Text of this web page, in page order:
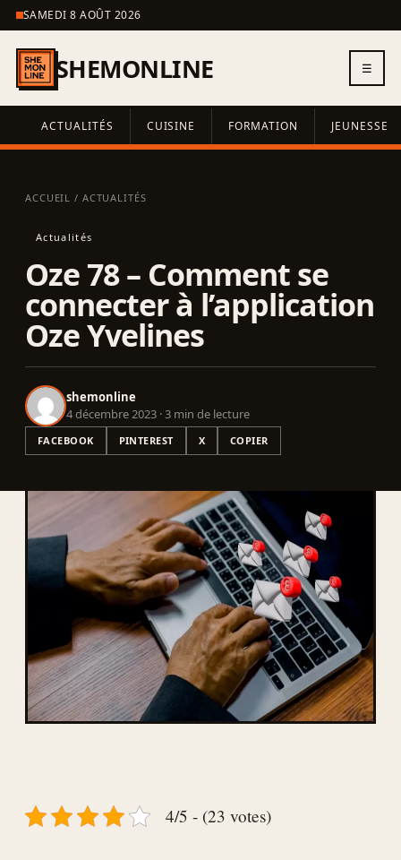
SAMEDI 8 AOÛT 2026
SHEMONLINE ☰
ACTUALITÉS CUISINE FORMATION JEUNESSE
ACCUEIL / ACTUALITÉS
Actualités
Oze 78 – Comment se
connecter à l’application
Oze Yvelines
shemonline
4 décembre 2023 · 3 min de lecture
FACEBOOK PINTEREST X COPIER
4/5 - (23 votes)